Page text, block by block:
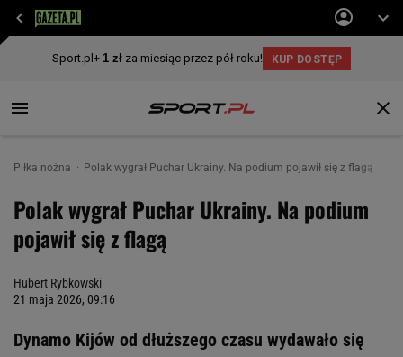
Piłka nożna Polak wygrał Puchar Ukrainy. Na podium pojawił się z flagą
Polak wygrał Puchar Ukrainy. Na podium
pojawił się z flagą
Hubert Rybkowski
21 maja 2026, 09:16
Dynamo Kijów od dłuższego czasu wydawało się